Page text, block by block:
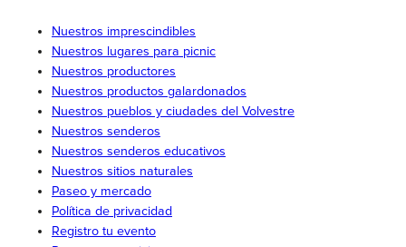
Nuestros imprescindibles
Nuestros lugares para picnic
Nuestros productores
Nuestros productos galardonados
Nuestros pueblos y ciudades del Volvestre
Nuestros senderos
Nuestros senderos educativos
Nuestros sitios naturales
Paseo y mercado
Política de privacidad
Registro tu evento